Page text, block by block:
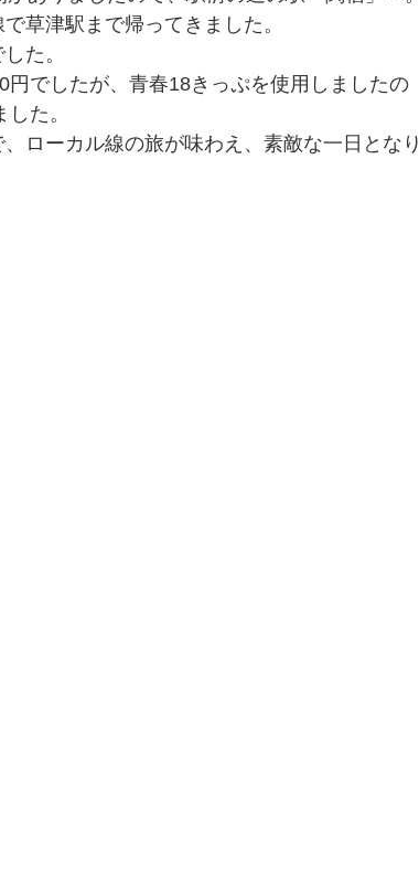
草津駅まで帰ってきました。
た。
でしたが、青春18きっぷを使用しましたの
た。
ローカル線の旅が味わえ、素敵な一日となり